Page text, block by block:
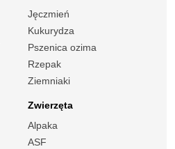
Jęczmień
Kukurydza
Pszenica ozima
Rzepak
Ziemniaki
Zwierzęta
Alpaka
ASF